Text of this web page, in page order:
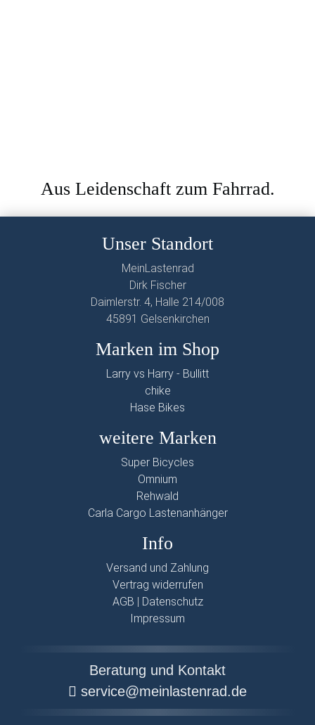
Aus Leidenschaft zum Fahrrad.
Unser Standort
MeinLastenrad
Dirk Fischer
Daimlerstr. 4, Halle 214/008
45891 Gelsenkirchen
Marken im Shop
Larry vs Harry - Bullitt
chike
Hase Bikes
weitere Marken
Super Bicycles
Omnium
Rehwald
Carla Cargo Lastenanhänger
Info
Versand und Zahlung
Vertrag widerrufen
AGB
Datenschutz
Impressum
Beratung und Kontakt
service@meinlastenrad.de